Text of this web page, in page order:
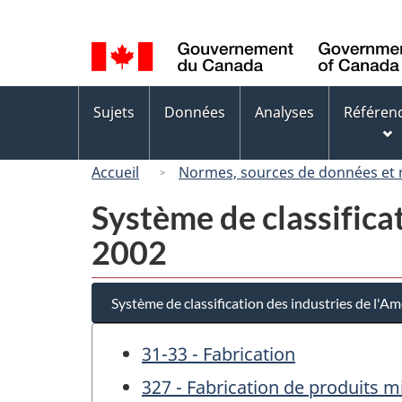
de
la
langue
des
Sujets Données Analyses
Accueil Normes, sources de données et
Système de
2002
Système de classification des industries de
31-33 - Fabrication
327 - Fabrication de produits